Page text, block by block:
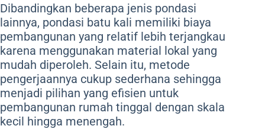
Dibandingkan beberapa jenis pondasi
lainnya, pondasi batu kali memiliki biaya
pembangunan yang relatif lebih terjangkau
karena menggunakan material lokal yang
mudah diperoleh. Selain itu, metode
pengerjaannya cukup sederhana sehingga
menjadi pilihan yang efisien untuk
pembangunan rumah tinggal dengan skala
kecil hingga menengah.